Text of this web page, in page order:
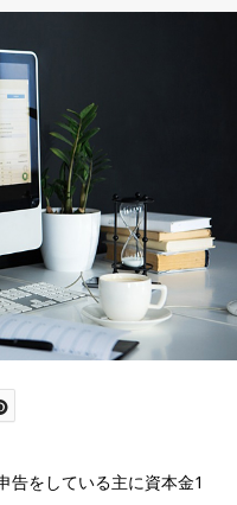
告をしている主に資本金1